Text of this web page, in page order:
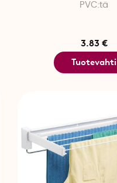
PVC:tä
3.83 €
Tuotevahti